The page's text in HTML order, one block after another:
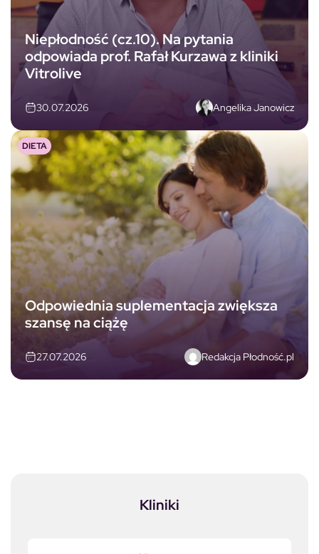
Niepłodność (cz.10). Na pytania
odpowiada prof. Rafał Kurzawa z kliniki
Vitrolive
30.07.2026 Angelika Janowicz
Odpowiednia suplementacja zwiększa
szansę na ciążę
27.07.2026 Redakcja Płodność.pl
DIETA
Kliniki